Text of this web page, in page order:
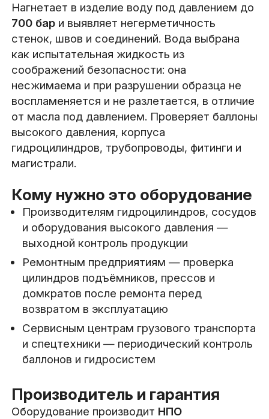
Нагнетает в изделие воду под давлением до
700 бари выявляет негерметичность
стенок, швов и соединений. Вода выбрана
как испытательная жидкость из
соображений безопасности: она
несжимаема и при разрушении образца не
воспламеняется и не разлетается, в отличие
от масла под давлением. Проверяет баллоны
высокого давления, корпуса
гидроцилиндров, трубопроводы, фитинги и
магистрали.
Кому нужно это оборудование
Производителям гидроцилиндров, сосудов
и оборудования высокого давления —
выходной контроль продукции
Ремонтным предприятиям — проверка
цилиндров подъёмников, прессов и
домкратов после ремонта перед
возвратом в эксплуатацию
Сервисным центрам грузового транспорта
и спецтехники — периодический контроль
баллонов и гидросистем
Производитель и гарантия
Оборудование производит НПО